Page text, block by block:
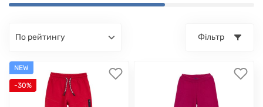
по рейтингу Фільтр
NEW
-30%